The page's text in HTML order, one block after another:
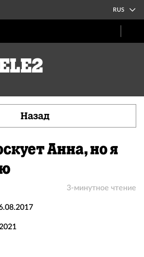
RUS
Назад
Анна, но я
3-минутное чтение